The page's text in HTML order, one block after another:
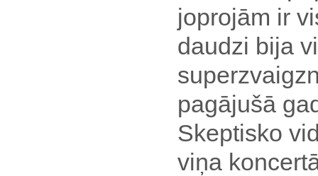
joprojām ir
daudzi bija
pagājušā
Skeptisko
viņa